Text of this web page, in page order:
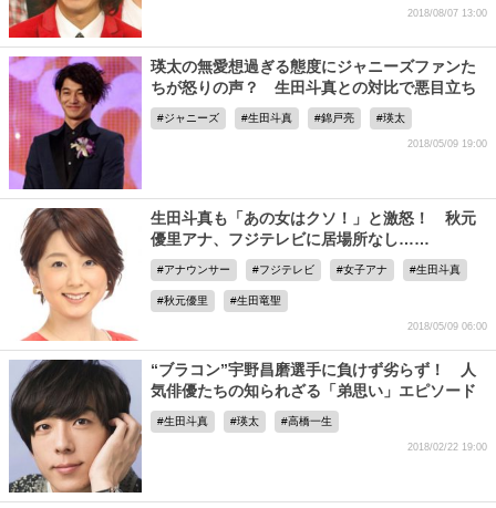
2018/08/07 13:00
瑛太の無愛想過ぎる態度にジャニーズファンた
ちが怒りの声？ 生田斗真との対比で悪目立ち
ジャニーズ 生田斗真 錦戸亮 瑛太
2018/05/09 19:00
生田斗真も「あの女はクソ！」と激怒！ 秋元
優里アナ、フジテレビに居場所なし……
アナウンサー フジテレビ 女子アナ 生田斗真
秋元優里 生田竜聖
2018/05/09 06:00
“ブラコン”宇野昌磨選手に負けず劣らず！ 人
気俳優たちの知られざる「弟思い」エピソード
生田斗真 瑛太 高橋一生
2018/02/22 19:00